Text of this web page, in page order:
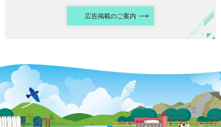
広告掲載のご案内